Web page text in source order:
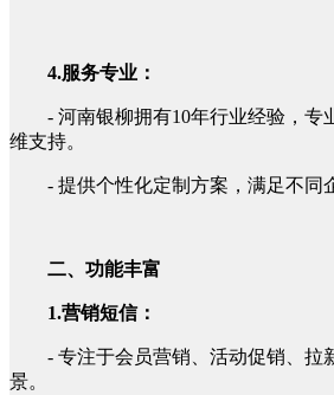
4.服务专业：
- 河南银柳拥有10年行业经验，专
维支持。
- 提供个性化定制方案，满足不同
二、功能丰富
1.营销短信：
- 专注于会员营销、活动促销、拉
景。